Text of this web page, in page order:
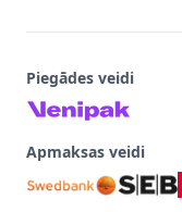
Piegādes veidi
Apmaksas veidi